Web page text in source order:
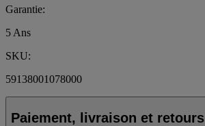
Garantie:
5 Ans
SKU:
59138001078000
Paiement, livraison et retours